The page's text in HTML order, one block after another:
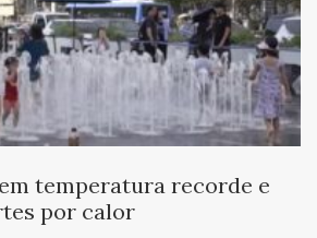
temperatura recorde e
por calor